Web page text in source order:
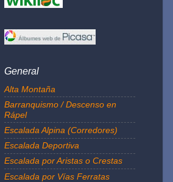
General
Alta Montaña
Barranquismo / Descenso en
Rápel
Escalada Alpina (Corredores)
Escalada Deportiva
Escalada por Aristas o Crestas
Escalada por Vías Ferratas